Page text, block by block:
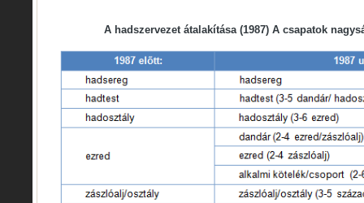
A hadszervezet átalakítása (1987) A csapatok